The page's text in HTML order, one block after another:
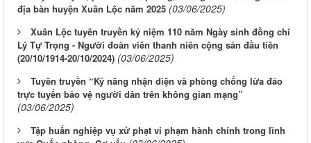
địa bàn huyện Xuân Lộc năm 2025 (03/06/2025)
Xuân Lộc tuyên truyền kỷ niệm 110 năm Ngày sinh đồng chí
Lý Tự Trọng - Người đoàn viên thanh niên cộng sản đầu tiên
(20/10/1914-20/10/2024) (03/06/2025)
Tuyên truyền “Kỹ năng nhận diện và phòng chống lừa đảo
trực tuyến bảo vệ người dân trên không gian mạng”
(03/06/2025)
Tập huấn nghiệp vụ xử phạt vi phạm hành chính trong lĩnh